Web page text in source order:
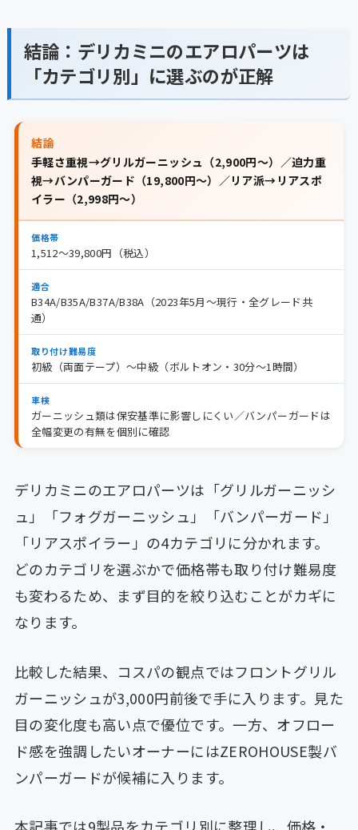
結論：デリカミニのエアロパーツは
「カテゴリ別」に選ぶのが正解
結論
手軽さ重視→グリルガーニッシュ（2,900円〜）／迫力重
視→バンパーガード（19,800円〜）／リア派→リアスポ
イラー（2,998円〜）
価格帯
1,512〜39,800円（税込）
適合
B34A/B35A/B37A/B38A（2023年5月〜現行・全グレード共
通）
取り付け難易度
初級（両面テープ）〜中級（ボルトオン・30分〜1時間）
車検
ガーニッシュ類は保安基準に影響しにくい／バンパーガードは
全幅変更の有無を個別に確認
デリカミニのエアロパーツは「グリルガーニッシ
ュ」「フォグガーニッシュ」「バンパーガード」
「リアスポイラー」の4カテゴリに分かれます。
どのカテゴリを選ぶかで価格帯も取り付け難易度
も変わるため、まず目的を絞り込むことがカギに
なります。
比較した結果、コスパの観点ではフロントグリル
ガーニッシュが3,000円前後で手に入ります。見た
目の変化度も高い点で優位です。一方、オフロー
ド感を強調したいオーナーにはZEROHOUSE製バ
ンパーガードが候補に入ります。